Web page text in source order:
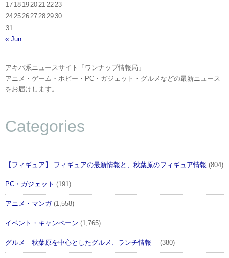
17 18 19 20 21 22 23
24 25 26 27 28 2930
31
« Jun
アキバ系ニュースサイト「ワンナップ情報局」
アニメ・ゲーム・ホビー・PC・ガジェット・グルメなどの最新ニュース
をお届けします。
Categories
【フィギュア】 フィギュアの最新情報と、秋葉原のフィギュア情報 (804)
PC・ガジェット (191)
アニメ・マンガ(1,558)
イベント・キャンペーン (1,765)
グルメ 秋葉原を中心としたグルメ、ランチ情報 (380)